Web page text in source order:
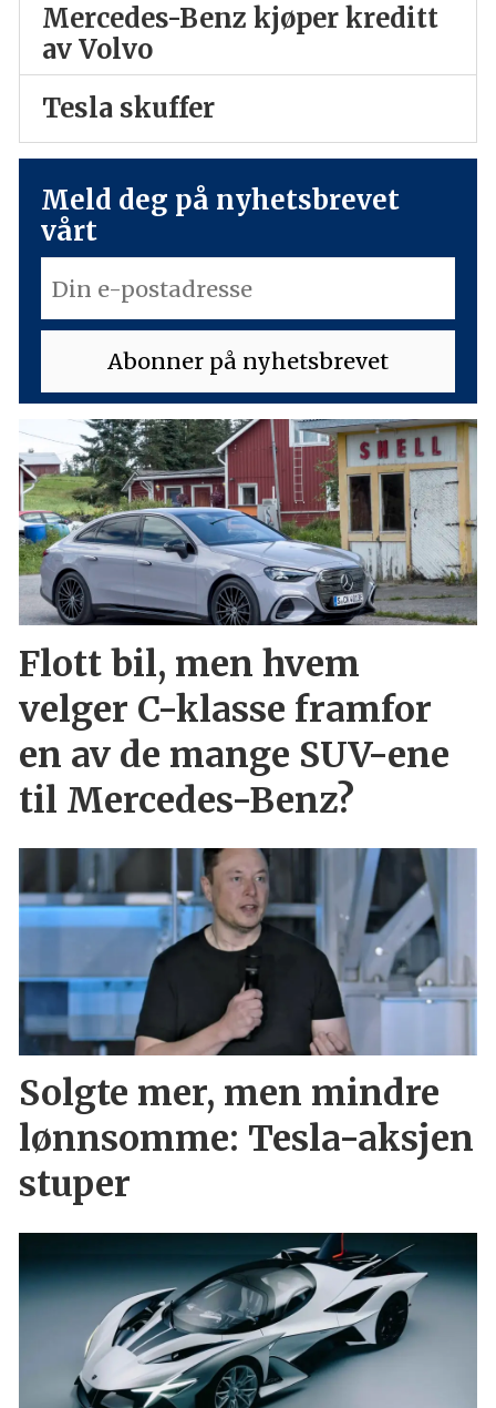
Mercedes-Benz kjøper kreditt
av Volvo
Tesla skuffer
Meld deg på nyhetsbrevet
vårt
Flott bil, men hvem
velger C-klasse framfor
en av de mange SUV-ene
til Mercedes-Benz?
Solgte mer, men mindre
lønnsomme: Tesla-aksjen
stuper